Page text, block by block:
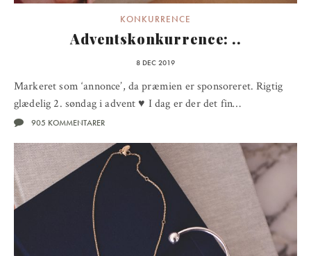
KONKURRENCE
Adventskonkurrence: ..
8 DEC 2019
Markeret som ‘annonce’, da præmien er sponsoreret. Rigtig
glædelig 2. søndag i advent ♥ I dag er der det fin…
905 KOMMENTARER